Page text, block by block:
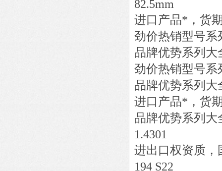
82.5mm
进口产品*，货
劲价热销型号系
品牌优势系列大
劲价热销型号系
品牌优势系列大
进口产品*，货
品牌优势系列大
1.4301
进出口权资质，
194 S22